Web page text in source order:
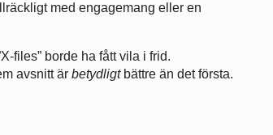
med engagemang eller en
files” borde ha fått vila i frid.
avsnitt är betydligtbättre än det första.